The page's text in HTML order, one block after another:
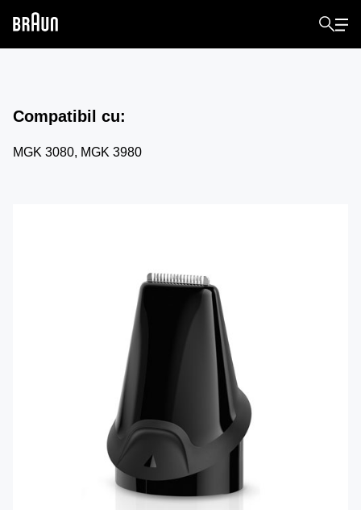
Compatibil cu:
MGK 3080, MGK 3980